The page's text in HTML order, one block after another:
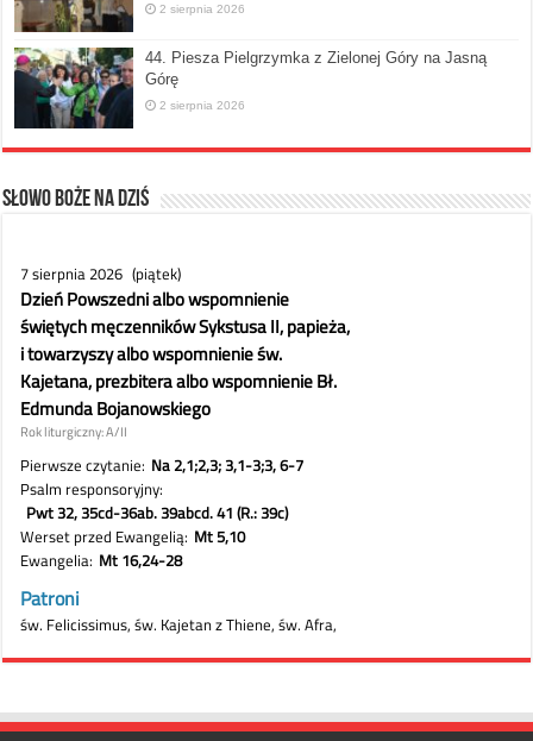
2 sierpnia 2026
44. Piesza Pielgrzymka z Zielonej Góry na Jasną
Górę
2 sierpnia 2026
Słowo Boże na dziś